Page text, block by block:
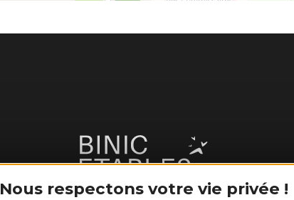
Nous respectons votre vie privée !